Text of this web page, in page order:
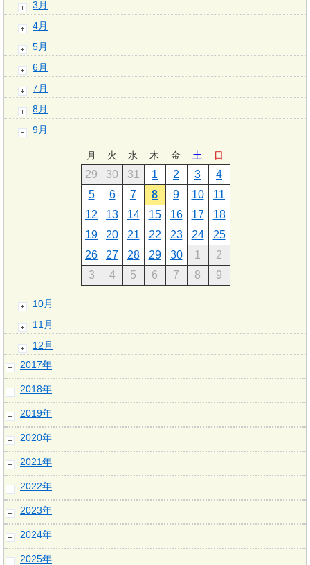
3月
4月
5月
6月
7月
8月
9月
月 火 水 木 金 土 日
29 30 31 1 2 3
4
5
6 7 8 9 10
11
12
13 14 15 16 17
18
19
20 21 22 23 24
25
26
27 28 29 30 1
2
3
4 5 6 7 8 9
10月
11月
12月
2017年
2018年
2019年
2020年
2021年
2022年
2023年
2024年
2025年